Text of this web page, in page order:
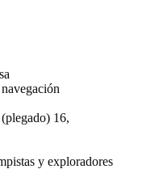
16,
y exploradores